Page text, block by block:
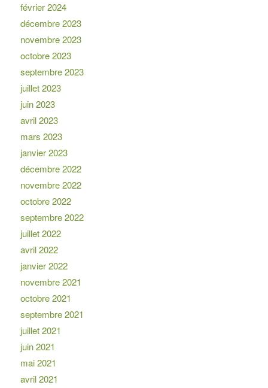
février 2024
décembre 2023
novembre 2023
octobre 2023
septembre 2023
juillet 2023
juin 2023
avril 2023
mars 2023
janvier 2023
décembre 2022
novembre 2022
octobre 2022
septembre 2022
juillet 2022
avril 2022
janvier 2022
novembre 2021
octobre 2021
septembre 2021
juillet 2021
juin 2021
mai 2021
avril 2021